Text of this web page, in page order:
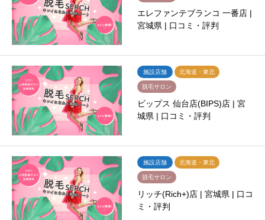
エレファンテブランコ 一番店 |
宮城県 | 口コミ・評判
施設店舗 北海道・東北
脱毛サロン
ビップス 仙台店(BIPS)店 | 宮
城県 | 口コミ・評判
施設店舗 北海道・東北
脱毛サロン
リッチ(Rich+)店 | 宮城県 | 口コ
ミ・評判